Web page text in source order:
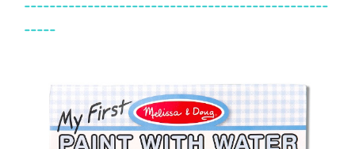
------------------------------------------------
-----